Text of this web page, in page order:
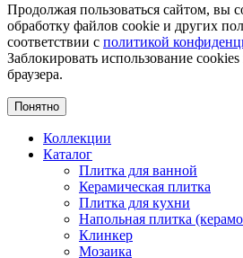
Продолжая пользоваться сайтом, вы
обработку файлов cookie и других
соответствии с политикой
Заблокировать использование
браузера.
Понятно
Коллекции
Каталог
Плитка для ванной
Керамическая плитка
Плитка для кухни
Напольная плитка
Клинкер
Мозаика